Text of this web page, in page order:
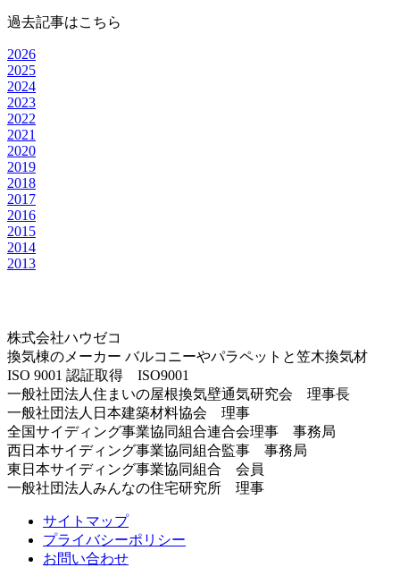
過去記事はこちら
2026
2025
2024
2023
2022
2021
2020
2019
2018
2017
2016
2015
2014
2013
株式会社ハウゼコ
換気棟のメーカー バルコニーやパラペットと笠木換気材
ISO 9001 認証取得 ISO9001
一般社団法人住まいの屋根換気壁通気研究会 理事長
一般社団法人日本建築材料協会 理事
全国サイディング事業協同組合連合会理事 事務局
西日本サイディング事業協同組合監事 事務局
東日本サイディング事業協同組合 会員
一般社団法人みんなの住宅研究所 理事
サイトマップ
プライバシーポリシー
お問い合わせ